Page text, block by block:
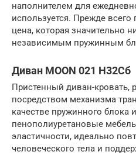
наполнителем для
используется. Прежде всего
цена, которая значительно
независимым пружинным
Диван MOON 021 Н32Сб
Пристенный диван-кровать,
посредством механизма
качестве пружинного блока
пенополиуретановые
эластичности, идеально
человеческого тела и